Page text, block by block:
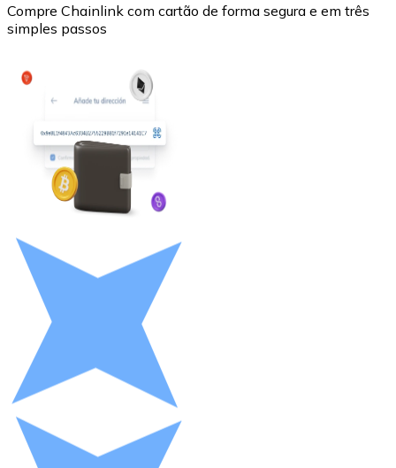
Litecoin
LTC
XRP
Compre Chainlink com cartão de forma segura e em três
simples passos